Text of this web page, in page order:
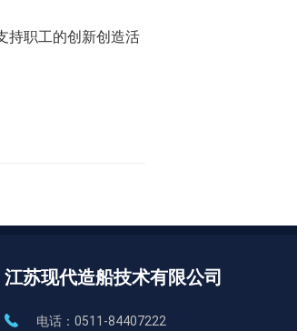
持职工的创新创造活
江苏现代造船技术有限公司
电话： 0511-84407222